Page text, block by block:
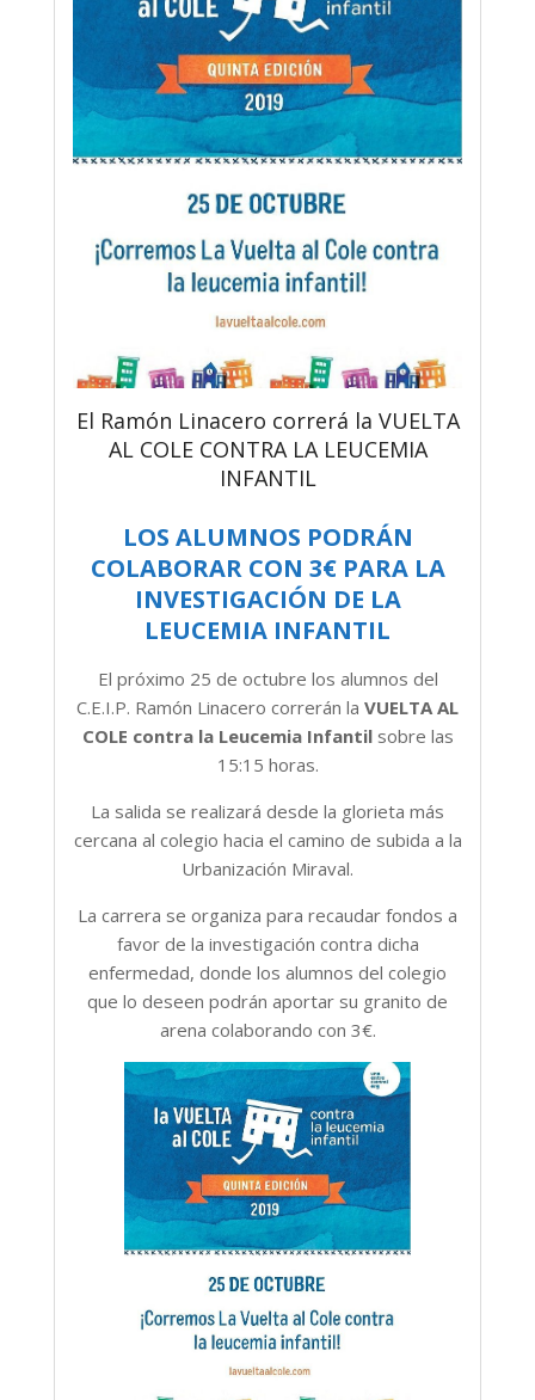
El Ramón Linacero correrá la VUELTA
AL COLE CONTRA LA LEUCEMIA
INFANTIL
LOS ALUMNOS PODRÁN
COLABORAR CON 3€ PARA LA
INVESTIGACIÓN DE LA
LEUCEMIA INFANTIL
El próximo 25 de octubre los alumnos del
C.E.I.P. Ramón Linacero correrán la VUELTA AL
COLE contra la Leucemia Infantilsobre las
15:15 horas.
La salida se realizará desde la glorieta más
cercana al colegio hacia el camino de subida a la
Urbanización Miraval.
La carrera se organiza para recaudar fondos a
favor de la investigación contra dicha
enfermedad, donde los alumnos del colegio
que lo deseen podrán aportar su granito de
arena colaborando con 3€.